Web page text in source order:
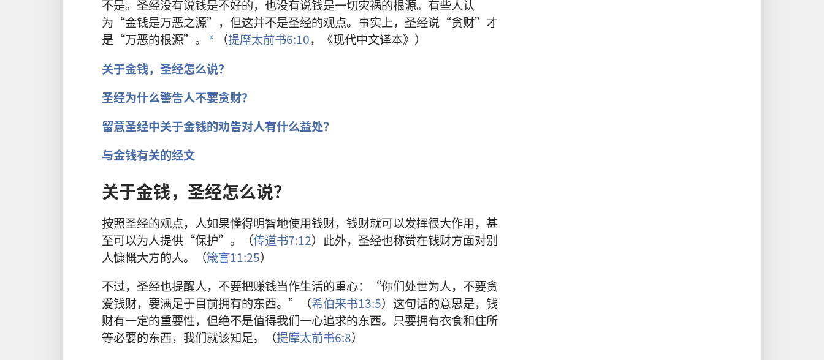
不是。圣经没有说钱是不好的，也没有说钱是一切灾祸的根源。有些人认
为“金钱是万恶之源”，但这并不是圣经的观点。事实上，圣经说“贪财”才
是“万恶的根源”。
a （提摩太前书6:10，《现代中文译本》）
关于金钱，圣经怎么说？
圣经为什么警告人不要贪财？
留意圣经中关于金钱的劝告对人有什么益处？
与金钱有关的经文
关于金钱，圣经怎么说？
按照圣经的观点，人如果懂得明智地使用钱财，钱财就可以发挥很大作用，甚
至可以为人提供“保护”。（传道书7:12）此外，圣经也称赞在钱财方面对别
人慷慨大方的人。（箴言11:25）
不过，圣经也提醒人，不要把赚钱当作生活的重心：“你们处世为人，不要贪
爱钱财，要满足于目前拥有的东西。”（希伯来书13:5）这句话的意思是，钱
财有一定的重要性，但绝不是值得我们一心追求的东西。只要拥有衣食和住所
等必要的东西，我们就该知足。（提摩太前书6:8）